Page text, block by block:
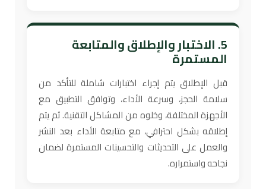
5. الاختبار والإطلاق والمتابعة
المستمرة
قبل الإطلاق يتم إجراء اختبارات شاملة للتأكد من
سلامة الحجز، وسرعة الأداء، وتوافق التطبيق مع
الأجهزة المختلفة، وخلوه من المشاكل التقنية. ثم يتم
إطلاقه بشكل احترافي، مع متابعة الأداء بعد النشر
والعمل على التحديثات والتحسينات المستمرة لضمان
نجاحه واستمراره.